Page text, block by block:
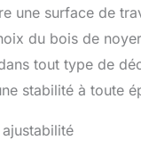
une surface de
du bois de
tout type de
stabilité à toute